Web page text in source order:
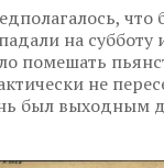
что
на
помешать
не
был выходным